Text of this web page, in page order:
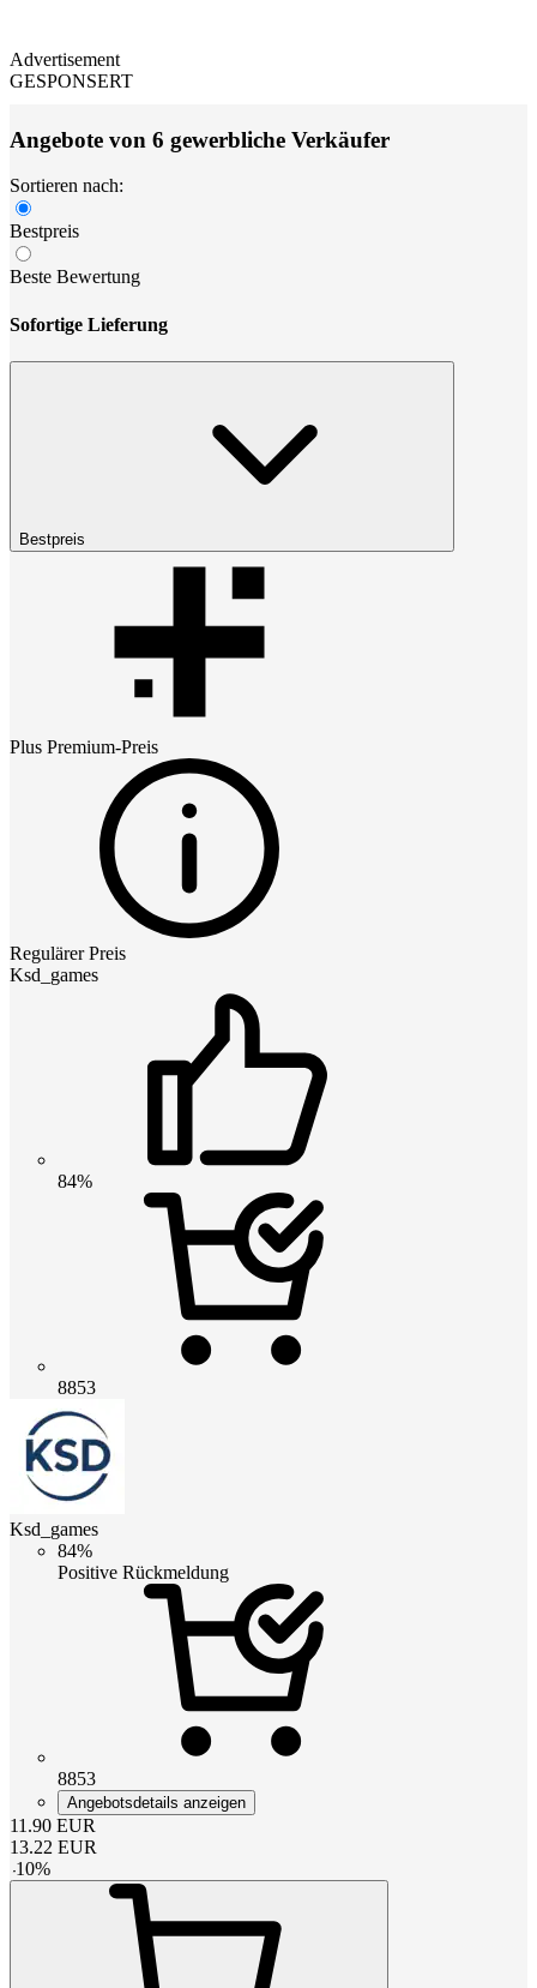
Advertisement
GESPONSERT
Angebote von 6 gewerbliche Verkäufer
Sortieren nach:
Bestpreis
Beste Bewertung
Sofortige Lieferung
Bestpreis
Plus Premium-Preis
Regulärer Preis
Ksd_games
84%
8853
Ksd_games
84%
Positive Rückmeldung
8853
Angebotsdetails anzeigen
11.90 EUR
13.22 EUR
-10%